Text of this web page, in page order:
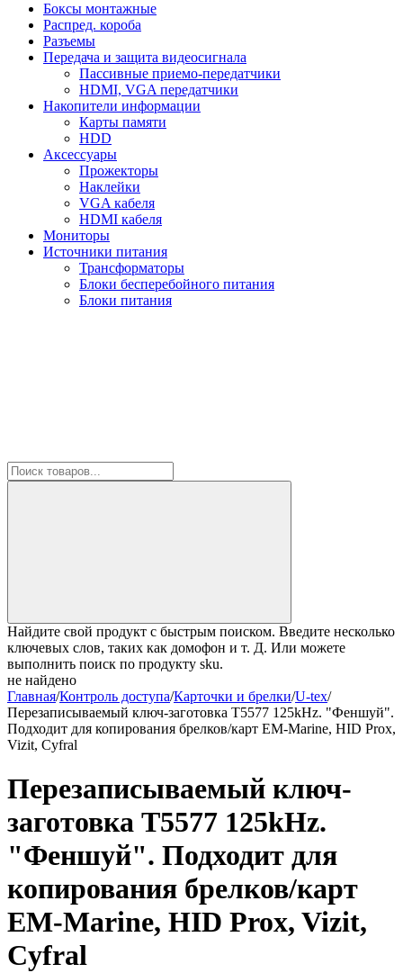
Боксы монтажные
Распред. короба
Разъемы
Передача и защита видеосигнала
Пассивные приемо-передатчики
HDMI, VGA передатчики
Накопители информации
Карты памяти
HDD
Аксессуары
Прожекторы
Наклейки
VGA кабеля
HDMI кабеля
Мониторы
Источники питания
Трансформаторы
Блоки бесперебойного питания
Блоки питания
Найдите свой продукт с быстрым поиском. Введите несколько
ключевых слов, таких как домофон и т. Д. Или можете
выполнить поиск по продукту sku.
не найдено
Главная/Контроль доступа/Карточки и брелки/U-tex/
Перезаписываемый ключ-заготовка T5577 125kHz. "Феншуй".
Подходит для копирования брелков/карт EM-Marine, HID Prox,
Vizit, Cyfral
Перезаписываемый ключ-
заготовка T5577 125kHz.
"Феншуй". Подходит для
копирования брелков/карт
EM-Marine, HID Prox, Vizit,
Cyfral